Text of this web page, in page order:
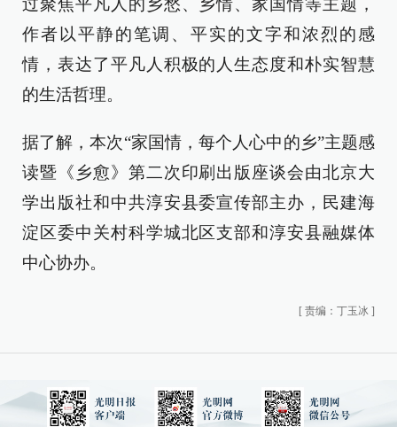
过聚焦平凡人的乡愁、乡情、家国情等主题，
作者以平静的笔调、平实的文字和浓烈的感
情，表达了平凡人积极的人生态度和朴实智慧
的生活哲理。
据了解，本次“家国情，每个人心中的乡”主题感
读暨《乡愈》第二次印刷出版座谈会由北京大
学出版社和中共淳安县委宣传部主办，民建海
淀区委中关村科学城北区支部和淳安县融媒体
中心协办。
[ 责编：丁玉冰 ]